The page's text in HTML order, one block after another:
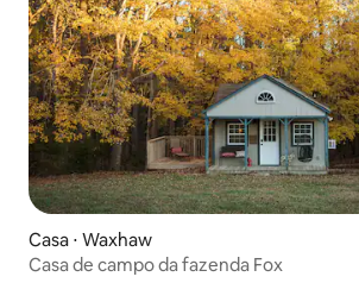
Casa ⋅ Waxhaw
Casa de campo da fazenda Fox